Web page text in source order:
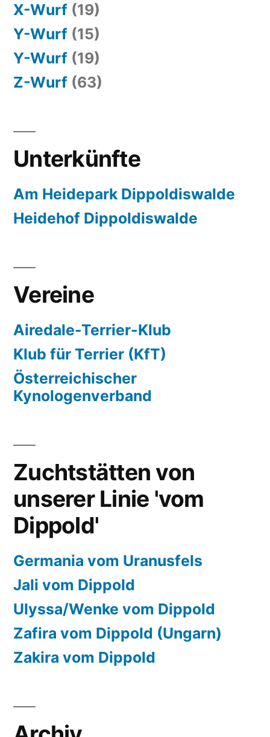
X-Wurf (19)
Y-Wurf (15)
Y-Wurf (19)
Z-Wurf (63)
Unterkünfte
Am Heidepark Dippoldiswalde
Heidehof Dippoldiswalde
Vereine
Airedale-Terrier-Klub
Klub für Terrier (KfT)
Österreichischer
Kynologenverband
Zuchtstätten von
unserer Linie 'vom
Dippold'
Germania vom Uranusfels
Jali vom Dippold
Ulyssa/Wenke vom Dippold
Zafira vom Dippold (Ungarn)
Zakira vom Dippold